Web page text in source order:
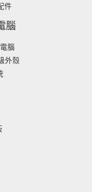
件
腦
腦
外殼